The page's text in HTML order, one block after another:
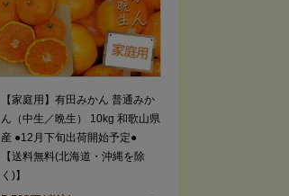
【家庭用】有田みかん 普通みか
ん（中生／晩生） 10kg 和歌山県
産 ●12月下旬出荷開始予定●
【送料無料(北海道・沖縄を除
く)】